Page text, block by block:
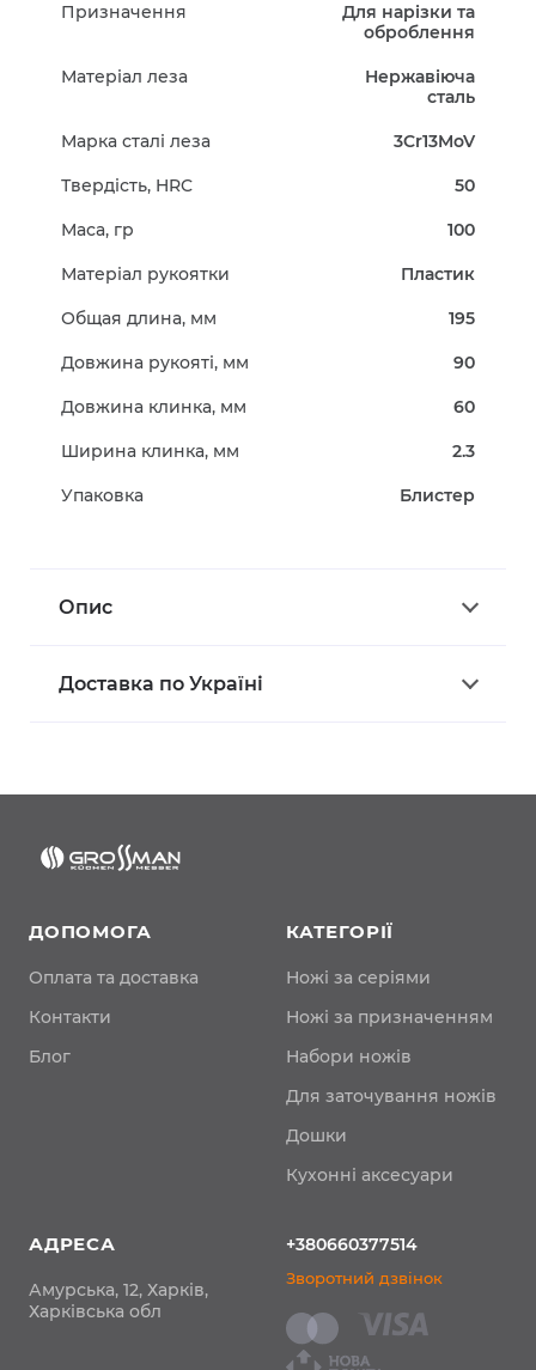
Призначення
Для нарізки та
оброблення
Матеріал леза
Нержавіюча
сталь
Марка сталі леза 3Cr13MoV
Твердість, HRC 50
Маса, гр 100
Матеріал рукоятки Пластик
Общая длина, мм 195
Довжина рукояті, мм 90
Довжина клинка, мм 60
Ширина клинка, мм 2.3
Упаковка Блистер
Опис
Доставка по Україні
ДОПОМОГА
Оплата та доставка
Контакти
Блог
КАТЕГОРІЇ
Ножі за серіями
Ножі за призначенням
Набори ножів
Для заточування ножів
Дошки
Кухонні аксесуари
АДРЕСА
Амурська, 12, Харків,
Харківська обл
+380660377514
Зворотний дзвінок